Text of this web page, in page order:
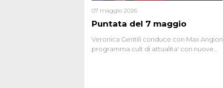
Puntata del 7 maggio
07 maggio 2026
Veronica Gentili conduce con Max
programma cult di attualita' con nuove